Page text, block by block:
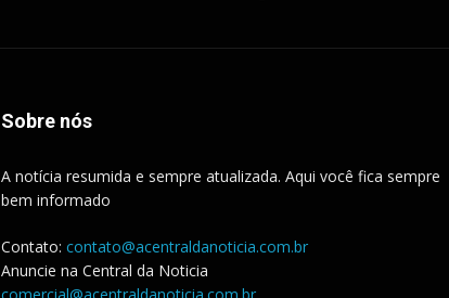
Sobre nós
A notícia resumida e sempre atualizada. Aqui você fica sempre
bem informado
Contato: contato@acentraldanoticia.com.br
Anuncie na Central da Noticia